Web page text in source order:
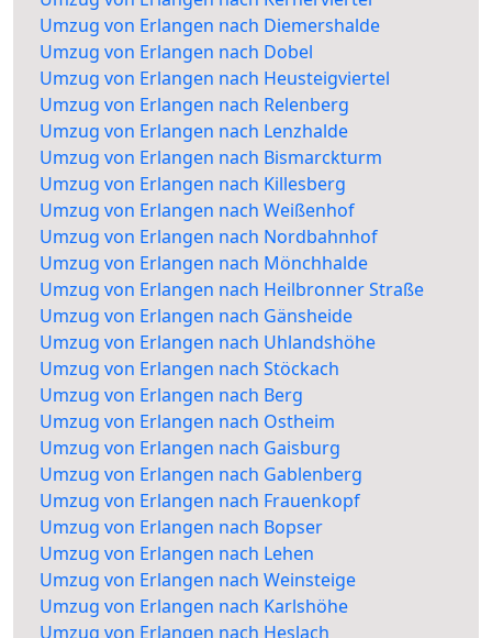
Umzug von Erlangen nach Diemershalde
Umzug von Erlangen nach Dobel
Umzug von Erlangen nach Heusteigviertel
Umzug von Erlangen nach Relenberg
Umzug von Erlangen nach Lenzhalde
Umzug von Erlangen nach Bismarckturm
Umzug von Erlangen nach Killesberg
Umzug von Erlangen nach Weißenhof
Umzug von Erlangen nach Nordbahnhof
Umzug von Erlangen nach Mönchhalde
Umzug von Erlangen nach Heilbronner Straße
Umzug von Erlangen nach Gänsheide
Umzug von Erlangen nach Uhlandshöhe
Umzug von Erlangen nach Stöckach
Umzug von Erlangen nach Berg
Umzug von Erlangen nach Ostheim
Umzug von Erlangen nach Gaisburg
Umzug von Erlangen nach Gablenberg
Umzug von Erlangen nach Frauenkopf
Umzug von Erlangen nach Bopser
Umzug von Erlangen nach Lehen
Umzug von Erlangen nach Weinsteige
Umzug von Erlangen nach Karlshöhe
Umzug von Erlangen nach Heslach